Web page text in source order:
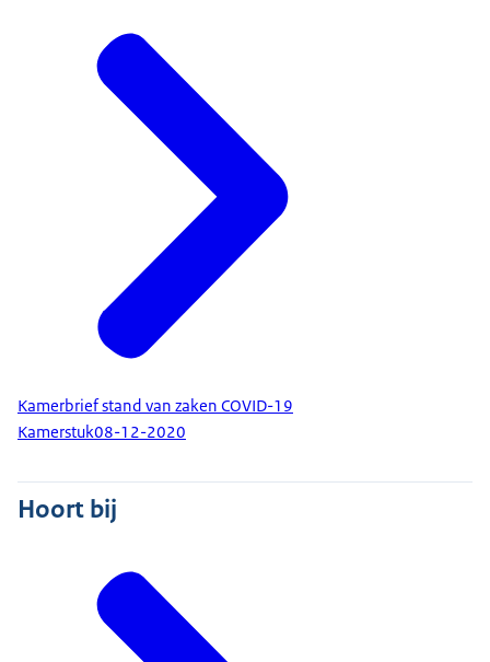
Kamerbrief stand van zaken COVID-19
Kamerstuk08-12-2020
Hoort bij